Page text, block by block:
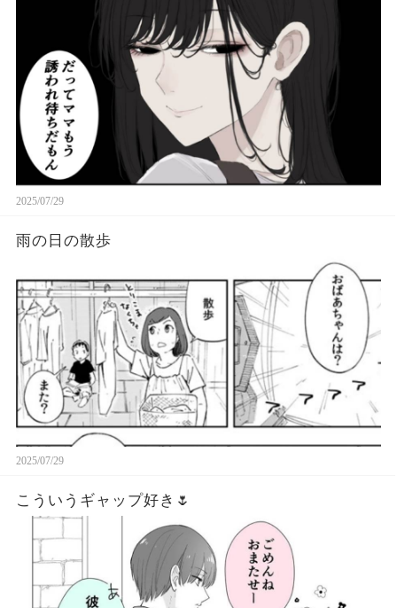
2025/07/29
雨の日の散歩
2025/07/29
こういうギャップ好き🌷